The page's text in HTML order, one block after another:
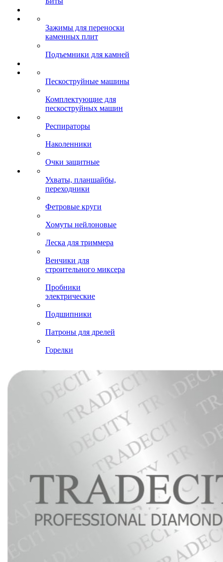
Зажимы для переноски
каменных плит
Подъемники для камней
Пескоструйные машины
Комплектующие для
пескоструйных машин
Респираторы
Наколенники
Очки защитные
Ухваты, планшайбы,
переходники
Фетровые круги
Хомуты нейлоновые
Леска для триммера
Венчики для
строительного миксера
Пробники
электрические
Подшипники
Патроны для дрелей
Горелки